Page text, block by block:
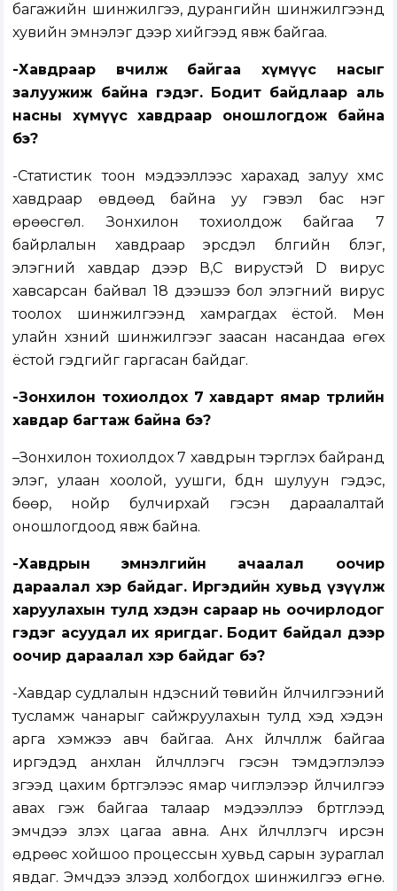
багажийн шинжилгээ, дурангийн шинжилгээнүүд
хувийн эмнэлэг дээр хийгээд явж байгаа.
-Хавдраар өвчилж байгаа хүмүүс насыг
залуужиж байна гэдэг. Бодит байдлаар аль
насны хүмүүс хавдраар оношлогдож байна
бэ?
-Статистик тоон мэдээллээс харахад залуу хүмүүс
хавдраар өвдөөд байна уу гэвэл бас нэг
өрөөсгөл. Зонхилон тохиолдож байгаа 7
байрлалын хавдраар эрсдэл бүлгийн бүлэг,
элэгний хавдар дээр В,С вирустэй D вирус
хавсарсан байвал 18 дээшээ бол элэгний вирус
тоолох шинжилгээнд хамрагдах ёстой. Мөн
улайн хүзүүний шинжилгээг заасан насандаа өгөх
ёстой гэдгийг гаргасан байдаг.
-Зонхилон тохиолдох 7 хавдарт ямар төрлийн
хавдар багтаж байна бэ?
–Зонхилон тохиолдох 7 хавдрын тэргүүлэх байранд
элэг, улаан хоолой, уушги, бүдүүн шулуун гэдэс,
бөөр, нойр булчирхай гэсэн дараалалтай
оношлогдоод явж байна.
-Хавдрын эмнэлгийн ачаалал оочир
дараалал хэр байдаг. Иргэдийн хувьд үзүүлж
харуулахын тулд хэдэн сараар нь оочирлодог
гэдэг асуудал их яригдаг. Бодит байдал дээр
оочир дараалал хэр байдаг бэ?
-Хавдар судлалын үндэсний төвийн үйлчилгээний
тусламж чанарыг сайжруулахын тулд хэд хэдэн
арга хэмжээ авч байгаа. Анх үйлчлүүлж байгаа
иргэдэд анхлан үйлчлүүлэгч гэсэн тэмдэглэлээ
зүүгээд цахим бүртгэлээс ямар чиглэлээр үйлчилгээ
авах гэж байгаа талаар мэдээллээ бүртгүүлээд
эмчдээ үзүүлэх цагаа авна. Анх үйлчлүүлэгч ирсэн
өдрөөс хойшоо процессын хувьд сарын зураглал
явдаг. Эмчдээ үзүүлээд холбогдох шинжилгээ өгнө.